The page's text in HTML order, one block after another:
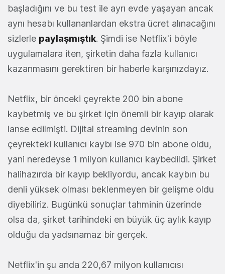
başladığını ve bu test ile ayrı evde yaşayan ancak
aynı hesabı kullananlardan ekstra ücret alınacağını
sizlerle paylaşmıştık. Şimdi ise Netflix'i böyle
uygulamalara iten, şirketin daha fazla kullanıcı
kazanmasını gerektiren bir haberle karşınızdayız.
Netflix, bir önceki çeyrekte 200 bin abone
kaybetmiş ve bu şirket için önemli bir kayıp olarak
lanse edilmişti. Dijital streaming devinin son
çeyrekteki kullanıcı kaybı ise 970 bin abone oldu,
yani neredeyse 1 milyon kullanıcı kaybedildi. Şirket
halihazırda bir kayıp bekliyordu, ancak kaybın bu
denli yüksek olması beklenmeyen bir gelişme oldu
diyebiliriz. Bugünkü sonuçlar tahminin üzerinde
olsa da, şirket tarihindeki en büyük üç aylık kayıp
olduğu da yadsınamaz bir gerçek.
Netflix'in şu anda 220,67 milyon kullanıcısı